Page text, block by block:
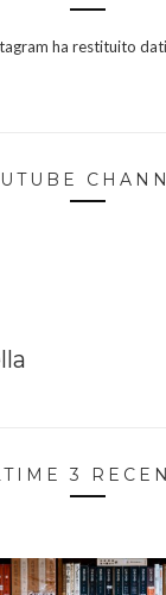
ha restituito
3